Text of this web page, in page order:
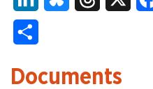
Documents